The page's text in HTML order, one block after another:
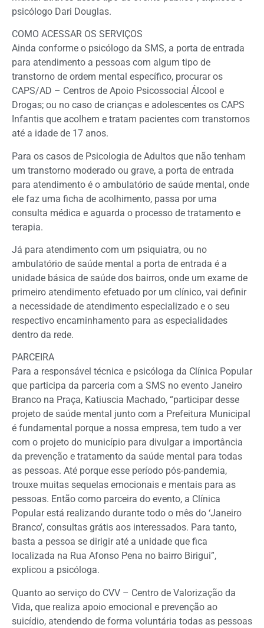
psicólogo Dari Douglas.
COMO ACESSAR OS SERVIÇOS
Ainda conforme o psicólogo da SMS, a porta de entrada
para atendimento a pessoas com algum tipo de
transtorno de ordem mental específico, procurar os
CAPS/AD – Centros de Apoio Psicossocial Álcool e
Drogas; ou no caso de crianças e adolescentes os CAPS
Infantis que acolhem e tratam pacientes com transtornos
até a idade de 17 anos.
Para os casos de Psicologia de Adultos que não tenham
um transtorno moderado ou grave, a porta de entrada
para atendimento é o ambulatório de saúde mental, onde
ele faz uma ficha de acolhimento, passa por uma
consulta médica e aguarda o processo de tratamento e
terapia.
Já para atendimento com um psiquiatra, ou no
ambulatório de saúde mental a porta de entrada é a
unidade básica de saúde dos bairros, onde um exame de
primeiro atendimento efetuado por um clínico, vai definir
a necessidade de atendimento especializado e o seu
respectivo encaminhamento para as especialidades
dentro da rede.
PARCEIRA
Para a responsável técnica e psicóloga da Clínica Popular
que participa da parceria com a SMS no evento Janeiro
Branco na Praça, Katiuscia Machado, “participar desse
projeto de saúde mental junto com a Prefeitura Municipal
é fundamental porque a nossa empresa, tem tudo a ver
com o projeto do município para divulgar a importância
da prevenção e tratamento da saúde mental para todas
as pessoas. Até porque esse período pós-pandemia,
trouxe muitas sequelas emocionais e mentais para as
pessoas. Então como parceira do evento, a Clínica
Popular está realizando durante todo o mês do ‘Janeiro
Branco’, consultas grátis aos interessados. Para tanto,
basta a pessoa se dirigir até a unidade que fica
localizada na Rua Afonso Pena no bairro Birigui”,
explicou a psicóloga.
Quanto ao serviço do CVV – Centro de Valorização da
Vida, que realiza apoio emocional e prevenção ao
suicídio, atendendo de forma voluntária todas as pessoas